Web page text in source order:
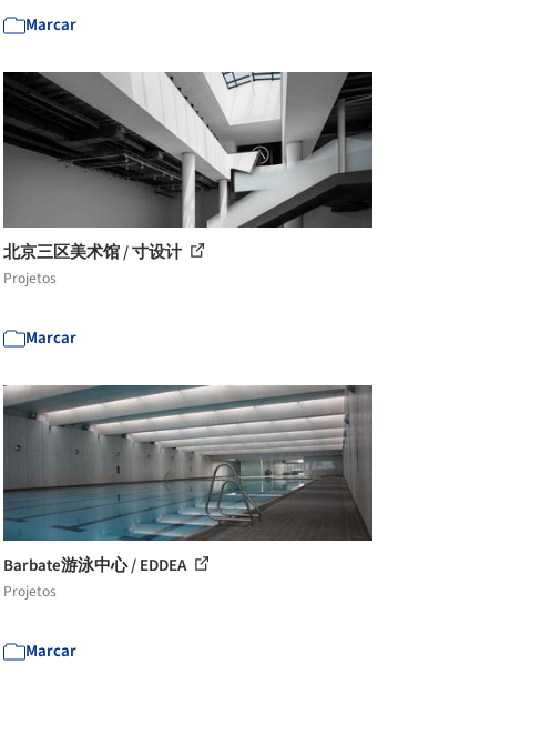
Marcar
北京三区美术馆 / 寸设计
Projetos
Marcar
Barbate游泳中心 / EDDEA
Projetos
Marcar